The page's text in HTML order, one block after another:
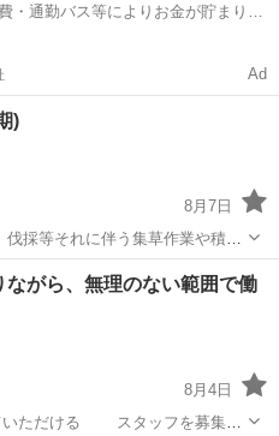
・通勤バス等によりお金が貯まりや
Ad
)
8月7日
採等それに伴う集草作業や積み
メイン作業が出来る方は 尚可で
事です
その他 積み込み
ながら、無理のない範囲で働
8月4日
いただける スタッフを募集し